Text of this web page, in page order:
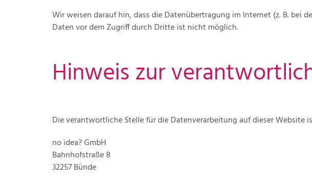
Wir weisen darauf hin, dass die Datenübertragung im Internet (z. B. bei
Daten vor dem Zugriff durch Dritte ist nicht möglich.
Hinweis zur
Die verantwortliche Stelle für die Datenverarbeitung auf dieser Website
no idea? GmbH
Bahnhofstraße 8
32257 Bünde